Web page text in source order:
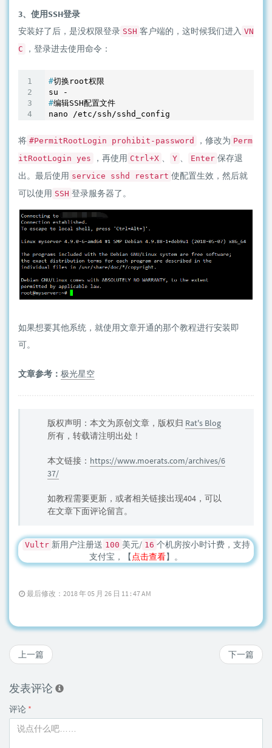
3、使用SSH登录
安装好了后，是没权限登录 SSH 客户端的，这时候我们进入 VN
C
，登录进去使用命令：
#切换root权限
#编辑SSH配置文件
nano /etc/ssh/sshd_config
将 #PermitRootLogin prohibit-password ，修改为 Perm
itRootLogin yes
，再使用 Ctrl+X 、 Y 、 Enter 保存退
出。最后使用 service sshd restart 使配置生效，然后就
可以使用 SSH 登录服务器了。
如果想要其他系统，就使用文章开通的那个教程进行安装即
可。
文章参考： 极光星空
版权声明：本文为原创文章，版权归 Rat's Blog
所有，转载请注明出处！
本文链接： https://www.moerats.com/archives/6
37/
如教程需要更新，或者相关链接出现404，可以
在文章下面评论留言。
Vultr 新用户注册送 100 美元/ 16 个机房按小时计费，支持
支付宝，【点击查看】。
最后修改：2018 年 05 月 26 日 11 : 47 AM
下一篇
上一篇
发表评论
评论 *